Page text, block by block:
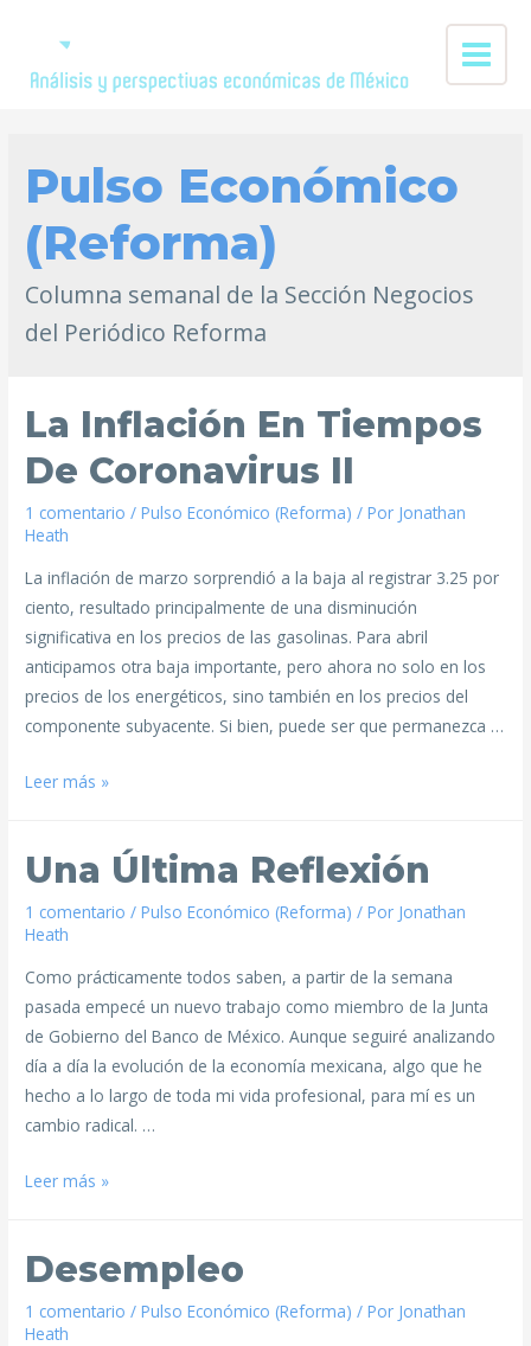
Pulso Económico
(Reforma)
Columna semanal de la Sección Negocios
del Periódico Reforma
La Inflación En Tiempos
De Coronavirus II
1 comentario /Pulso Económico (Reforma) / Por Jonathan
Heath
La inflación de marzo sorprendió a la baja al registrar 3.25 por
ciento, resultado principalmente de una disminución
significativa en los precios de las gasolinas. Para abril
anticipamos otra baja importante, pero ahora no solo en los
precios de los energéticos, sino también en los precios del
componente subyacente. Si bien, puede ser que permanezca …
Leer más »
Una Última Reflexión
1 comentario /Pulso Económico (Reforma) / Por Jonathan
Heath
Como prácticamente todos saben, a partir de la semana
pasada empecé un nuevo trabajo como miembro de la Junta
de Gobierno del Banco de México. Aunque seguiré analizando
día a día la evolución de la economía mexicana, algo que he
hecho a lo largo de toda mi vida profesional, para mí es un
cambio radical. …
Leer más »
Desempleo
1 comentario /Pulso Económico (Reforma) / Por Jonathan
Heath